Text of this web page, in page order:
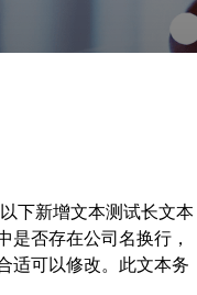
下新增文本测试长文本
是否存在公司名换行，
适可以修改。此文本务